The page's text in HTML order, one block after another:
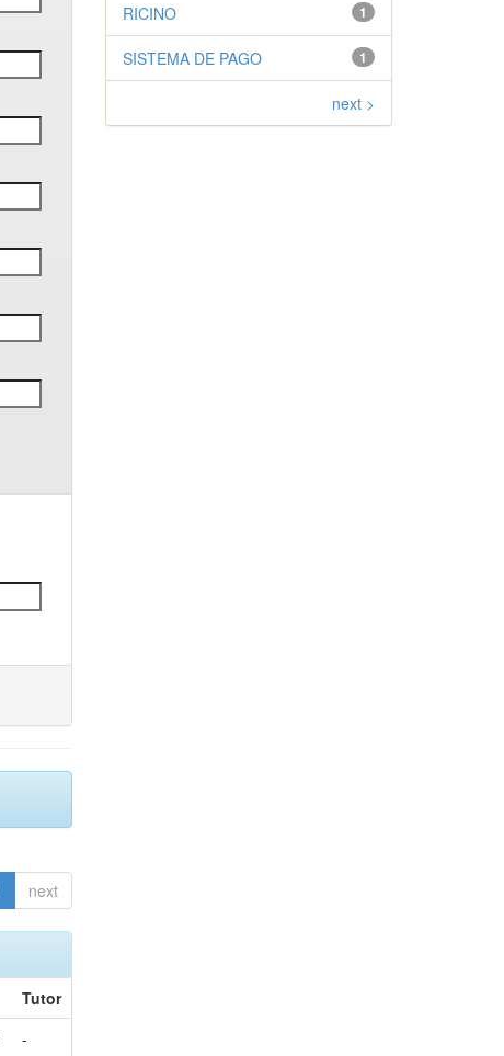
next
Tutor
-
1
RICINO
1
SISTEMA DE PAGO
next >